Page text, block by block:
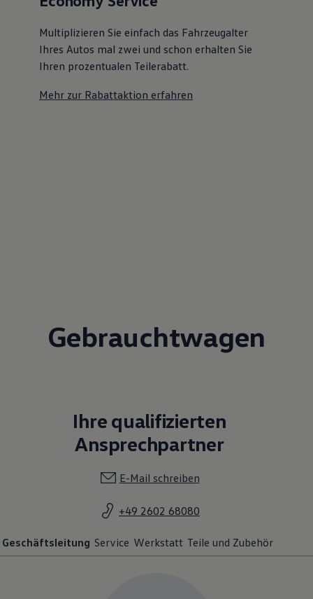
Multiplizieren Sie einfach das Fahrzeugalter
Ihres Autos mal zwei und schon erhalten Sie
Ihren prozentualen Teilerabatt.
Mehr zur Rabattaktion erfahren
Gebrauchtwagen
Ihre qualifizierten
Ansprechpartner
E-Mail schreiben
+49 2602 68080
Geschäftsleitung Service Werkstatt Teile und Zubehör